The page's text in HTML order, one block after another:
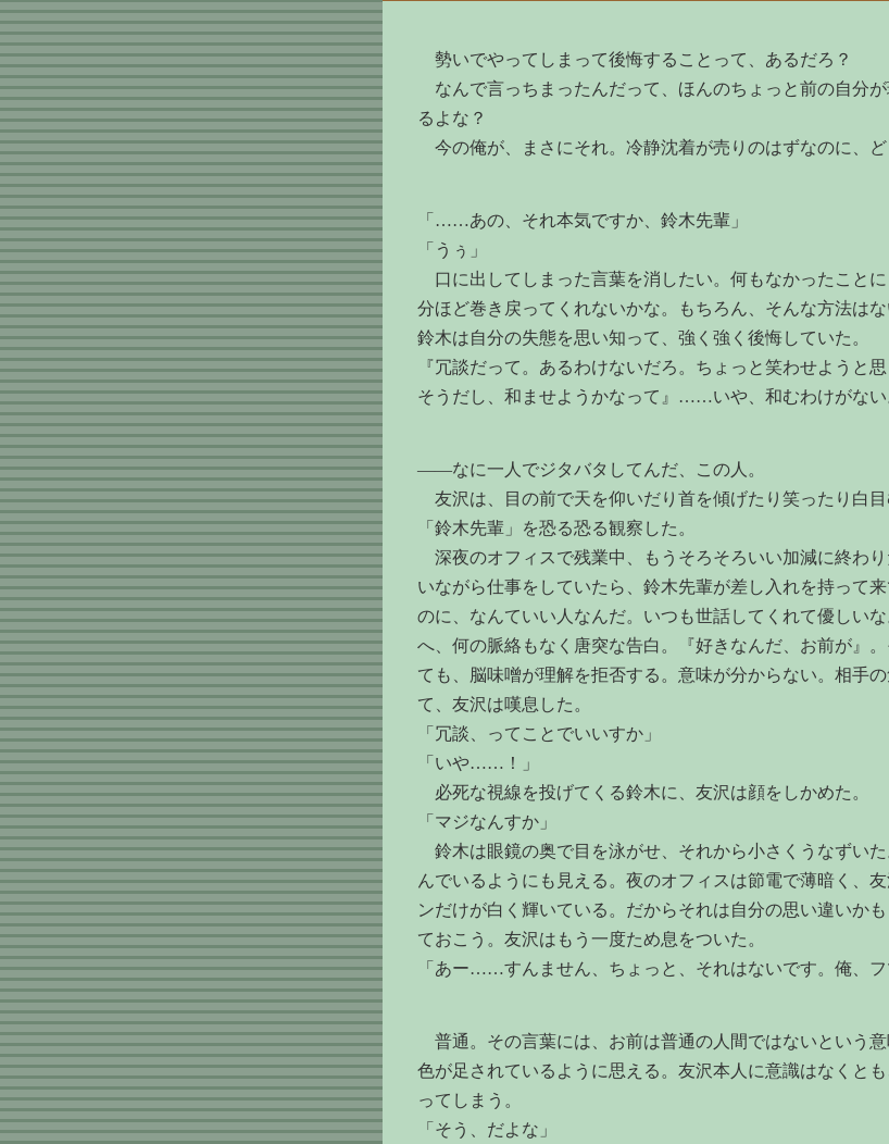
勢いでやってしまって後悔することって、あるだろ？
なんで言っちまったんだって、ほんのちょっと前の自分
るよな？
今の俺が、まさにそれ。冷静沈着が売りのはずなのに、ど
「……あの、それ本気ですか、鈴木先輩」
「うぅ」
口に出してしまった言葉を消したい。何もなかったこと
分ほど巻き戻ってくれないかな。もちろん、そんな方法はな
鈴木は自分の失態を思い知って、強く強く後悔していた。
『冗談だって。あるわけないだろ。ちょっと笑わせようと
そうだし、和ませようかなって』……いや、和むわけがない
――なに一人でジタバタしてんだ、この人。
友沢は、目の前で天を仰いだり首を傾げたり笑ったり白
「鈴木先輩」を恐る恐る観察した。
深夜のオフィスで残業中、もうそろそろいい加減に終わ
いながら仕事をしていたら、鈴木先輩が差し入れを持って
のに、なんていい人なんだ。いつも世話してくれて優しい
へ、何の脈絡もなく唐突な告白。『好きなんだ、お前が』
ても、脳味噌が理解を拒否する。意味が分からない。相手
て、友沢は嘆息した。
「冗談、ってことでいいすか」
「いや……！」
必死な視線を投げてくる鈴木に、友沢は顔をしかめた。
「マジなんすか」
鈴木は眼鏡の奥で目を泳がせ、それから小さくうなずい
んでいるようにも見える。夜のオフィスは節電で薄暗く、
ンだけが白く輝いている。だからそれは自分の思い違いか
ておこう。友沢はもう一度ため息をついた。
「あー……すんません、ちょっと、それはないです。俺、フ
普通。その言葉には、お前は普通の人間ではないという
色が足されているように思える。友沢本人に意識はなくと
ってしまう。
「そう、だよな」